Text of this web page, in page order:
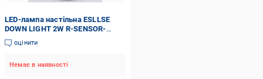
LED-лампа настільна ESLLSE
DOWN LIGHT 2W R-SENSOR-
85x215-Gold-DC5V/1A-IP20
(27814032)
оцінити
Немає в наявності